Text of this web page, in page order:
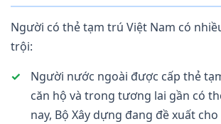
Người có thẻ tạm trú Việt Nam có
trội:
✓
Người nước ngoài được cấp thẻ
căn hộ và trong tương lai gần có
nay, Bộ Xây dựng đang đề xuất